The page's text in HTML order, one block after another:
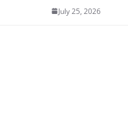
July 25, 2026